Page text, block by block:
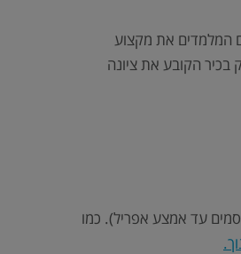
המלמדים את מקצוע
בכיר הקובע את ציונה
עד אמצע אפריל). כמו